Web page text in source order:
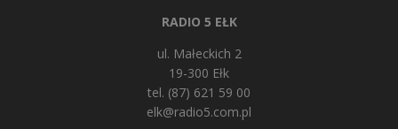
RADIO 5 EŁK
ul. Małeckich 2
19-300 Ełk
tel. (87) 621 59 00
elk@radio5.com.pl